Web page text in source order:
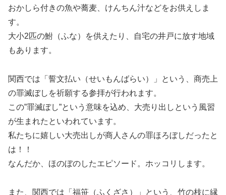
おかしら付きの魚や蕎麦、けんちん汁などをお供えしま
す。
大小2匹の鮒（ふな）を供えたり、自宅の井戸に放す地域
もあります。
関西では「誓文払い（せいもんばらい）」という、商売上
の罪滅ぼしを祈願する参拝が行われます。
この”罪滅ぼし”という意味を込め、大売り出しという風習
が生まれたといわれています。
私たちに嬉しい大売出しが商人さんの罪ほろぼしだったと
は！！
なんだか、ほのぼのしたエピソード。ホッコリします。
また、関西では「福笹（ふくざさ）」という、竹の枝に縁